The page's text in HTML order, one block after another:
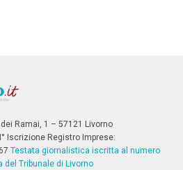
Ramai, 1 – 57121 Livorno
Iscrizione Registro Imprese:
Testata giornalistica iscritta al numero
del Tribunale di Livorno